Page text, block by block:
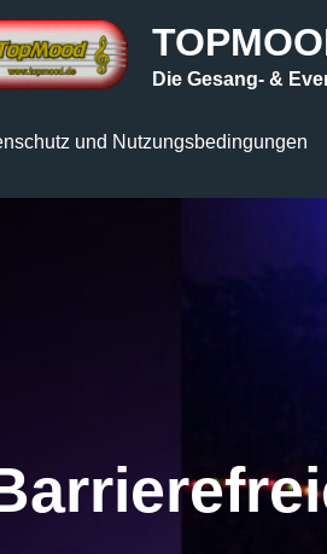
Die Gesang- &
und Nutzungsbedingungen